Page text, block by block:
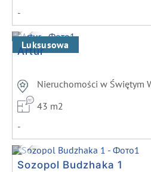
-
Previous
Luksusowa
Artur
Nieruchomości w Świętym
43 m2
-
Previous
Sozopol Budzhaka 1